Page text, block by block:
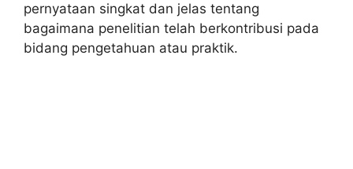
pernyataan singkat dan jelas tentang
bagaimana penelitian telah berkontribusi pada
bidang pengetahuan atau praktik.